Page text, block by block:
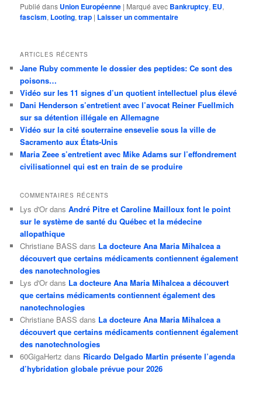
Publié dans Union Européenne | Marqué avec Bankruptcy, EU,
fascism, Looting,trap | Laisser un commentaire
ARTICLES RÉCENTS
Jane Ruby commente le dossier des peptides: Ce sont des
poisons…
Vidéo sur les 11 signes d’un quotient intellectuel plus élevé
Dani Henderson s’entretient avec l’avocat Reiner Fuellmich
sur sa détention illégale en Allemagne
Vidéo sur la cité souterraine ensevelie sous la ville de
Sacramento aux États-Unis
Maria Zeee s’entretient avec Mike Adams sur l’effondrement
civilisationnel qui est en train de se produire
COMMENTAIRES RÉCENTS
Lys d'Or dansAndré Pitre et Caroline Mailloux font le point
sur le système de santé du Québec et la médecine
allopathique
Christiane BASS dans La docteure Ana Maria Mihalcea a
découvert que certains médicaments contiennent également
des nanotechnologies
Lys d'Or dans La docteure Ana Maria Mihalcea a découvert
que certains médicaments contiennent également des
nanotechnologies
Christiane BASS dans La docteure Ana Maria Mihalcea a
découvert que certains médicaments contiennent également
des nanotechnologies
60GigaHertz dans Ricardo Delgado Martin présente l’agenda
d’hybridation globale prévue pour 2026